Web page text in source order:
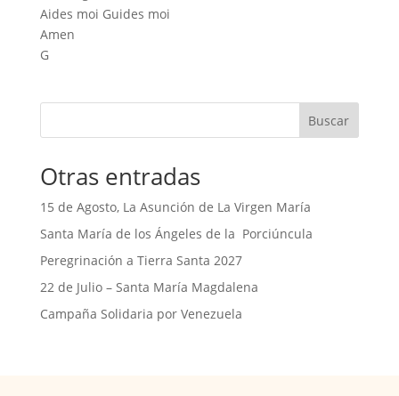
Aides moi Guides moi
Amen
G
Buscar
Otras entradas
15 de Agosto, La Asunción de La Virgen María
Santa María de los Ángeles de la Porciúncula
Peregrinación a Tierra Santa 2027
22 de Julio – Santa María Magdalena
Campaña Solidaria por Venezuela